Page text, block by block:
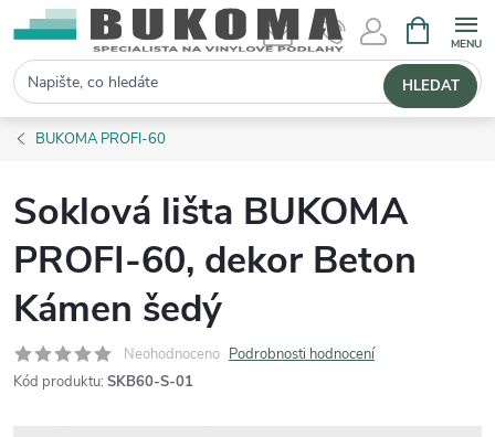
Hledat HLEDAT
BUKOMA PROFI-60
Soklová lišta BUKOMA
PROFI-60, dekor Beton
Kámen šedý
Neohodnoceno Podrobnosti hodnocení
Kód produktu: SKB60-S-01